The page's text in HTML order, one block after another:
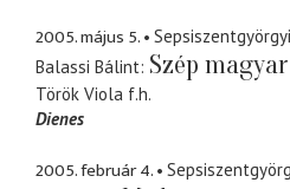
2005. május 5.
Balassi Bálint Szép
Török Viola f.h.
Dienes
2005. február 4.